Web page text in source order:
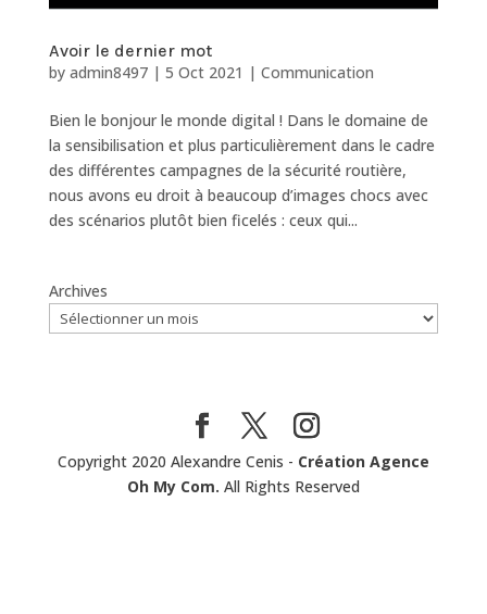
Avoir le dernier mot
by admin8497| 5 Oct 2021 | Communication
Bien le bonjour le monde digital ! Dans le domaine de
la sensibilisation et plus particulièrement dans le cadre
des différentes campagnes de la sécurité routière,
nous avons eu droit à beaucoup d’images chocs avec
des scénarios plutôt bien ficelés : ceux qui...
Archives
Copyright 2020 Alexandre Cenis - Création Agence
Oh My Com. All Rights Reserved